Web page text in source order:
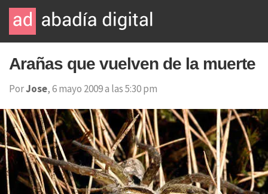
Arañas que vuelven de la muerte
PorJose, 6 mayo 2009 a las 5:30 pm